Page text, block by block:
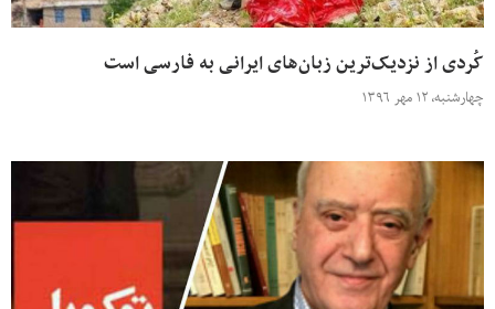
کُردی از نزدیک‌ترین زبان‌های ایرانی به فارسی است
چهارشنبه، ۱۲ مهر ۱۳۹۶